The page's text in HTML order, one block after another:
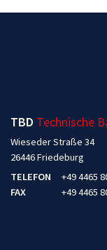
TBD Technische
Wieseder Straße 34
26446 Friedeburg
TELEFON
+49 4465
FAX
+49 4465